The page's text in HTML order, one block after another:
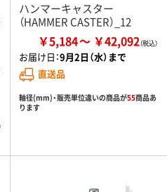
ハンマーキャスター
（HAMMER CASTER）_12
￥5,184 ￥42,092
お届け日：9月2日（水）まで
直送品
軸径(mm)・販売単位違いの商品が55商品あ
ります